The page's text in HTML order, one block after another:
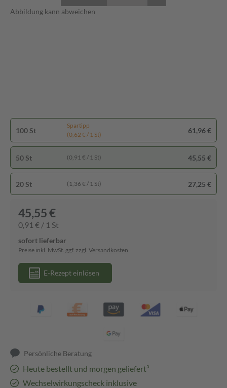
Abbildung kann abweichen
100 St
Spartipp
(0,62 € / 1 St)
61,96 €
50 St (0,91 € / 1 St) 45,55 €
20 St (1,36 € / 1 St) 27,25 €
45,55 €
0,91 € / 1 St
sofort lieferbar
Preise inkl. MwSt. ggf. zzgl. Versandkosten
E-Rezept einlösen
Persönliche Beratung
Heute bestellt und morgen geliefert³
Wechselwirkungscheck inklusive